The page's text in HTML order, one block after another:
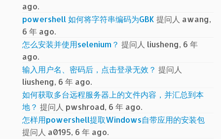
ago.
powershell 如何将字符串编码为GBK 提问人 awang,
6 年 ago.
怎么安装并使用selenium？ 提问人 liusheng, 6 年
ago.
输入用户名、密码后，点击登录无效？ 提问人
liusheng, 6 年 ago.
如何获取多台远程服务器上的文件内容，并汇总到本
地？ 提问人 pwshroad, 6 年 ago.
怎样用powershell提取Windows自带应用的安装包
提问人 a0195, 6 年 ago.